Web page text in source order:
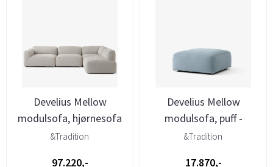
Develius Mellow
modulsofa, hjørnesofa
med åpen ...
&Tradition
97.220,-
Develius Mellow
modulsofa, puff -
Cifrado 741, ...
&Tradition
17.870,-